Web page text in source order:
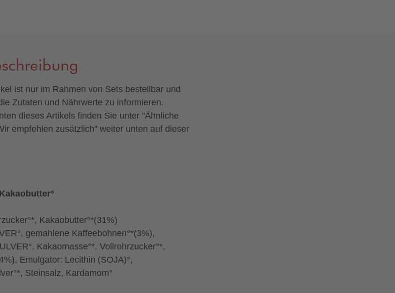
ist nur im Rahmen von Sets bestellbar und
Zutaten und Nährwerte zu informieren.
dieses Artikels finden Sie unter "Ähnliche
empfehlen zusätzlich" weiter unten auf dieser
Kakaobutter°*(31%)
gemahlene Kaffeebohnen°*(3%),
Kakaomasse°*, Vollrohrzucker°*,
Emulgator: Lecithin (SOJA)°,
Steinsalz, Kardamom°